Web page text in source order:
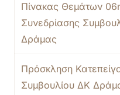
Πίνακας Θεμάτων
Συνεδρίασης
Δράμας
Πρόσκληση
Συμβουλίου ΔΚ